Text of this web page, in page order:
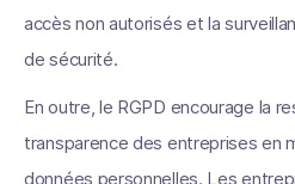
accès non autorisés et la
de sécurité.
En outre, le RGPD encourage la
transparence des entreprises en
données personnelles. Les